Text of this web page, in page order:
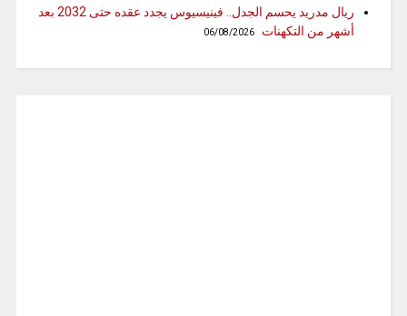
ريال مدريد يحسم الجدل.. فينيسيوس يجدد عقده حتى 2032 بعد
أشهر من التكهنات
06/08/2026